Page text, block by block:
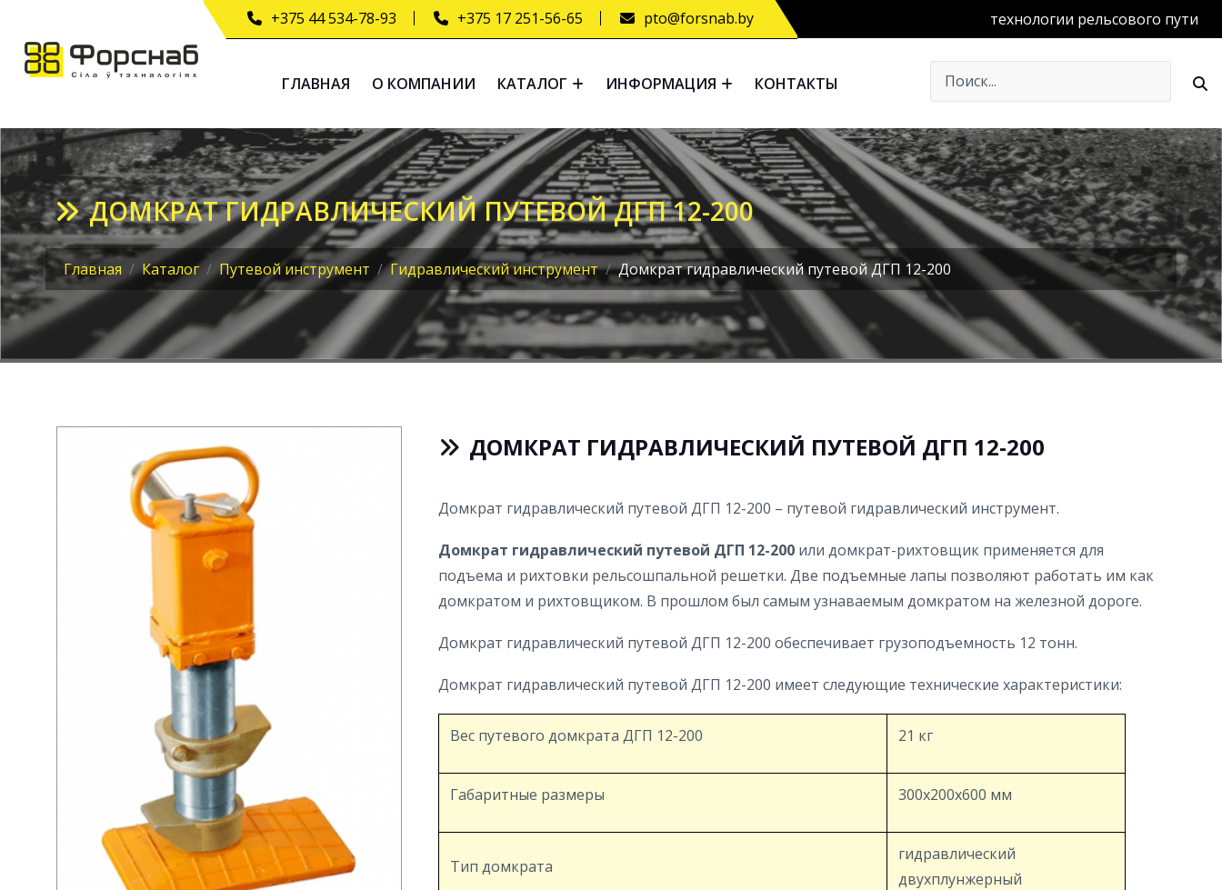
+375 44 534-78-93 +375 17 251-56-65 pto@forsnab.by
ГЛАВНАЯ О КОМПАНИИ КАТАЛОГ ИНФОРМАЦИЯ КОНТАКТЫ
технологии рельсового пути
ДОМКРАТ ГИДРАВЛИЧЕСКИЙ ПУТЕВОЙ ДГП 12-200
Главная Каталог Путевой инструмент Гидравлический инструмент Домкрат гидравлический путевой ДГП 12-200
ДОМКРАТ ГИДРАВЛИЧЕСКИЙ ПУТЕВОЙ ДГП 12-200
Домкрат гидравлический путевой ДГП 12-200 – путевой гидравлический инструмент.
Домкрат гидравлический путевой ДГП 12-200 или домкрат-рихтовщик применяется для
подъема и рихтовки рельсошпальной решетки. Две подъемные лапы позволяют работать им как
домкратом и рихтовщиком. В прошлом был самым узнаваемым домкратом на железной дороге.
Домкрат гидравлический путевой ДГП 12-200 обеспечивает грузоподъемность 12 тонн.
Домкрат гидравлический путевой ДГП 12-200 имеет следующие технические характеристики:
Вес путевого домкрата ДГП 12-200 21 кг
Габаритные размеры 300х200х600 мм
Тип домкрата
гидравлический
двухплунжерный